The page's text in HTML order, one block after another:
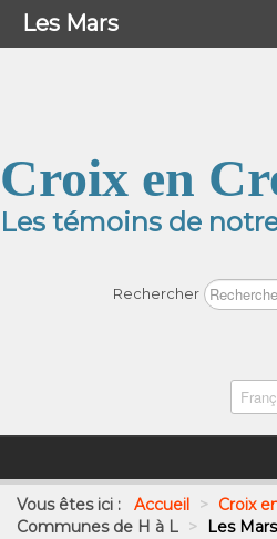
Croix en
Les témoins de
Rechercher
Vous êtes ici : Accueil > Croix
Communes de H à L > Les Mars
Menu
Les Mars